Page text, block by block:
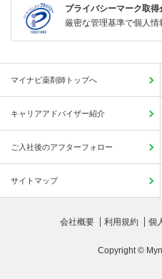
プライバシーマーク取得
厳密な管理基準で個人情
マイナビ薬剤師トップへ
キャリアアドバイザー紹介
ご入社後のアフターフォロー
サイトマップ
会社概要 利用規約 個
Copyright ©